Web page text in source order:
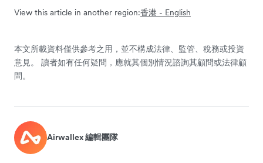
View this article in another region:香港 - English
本文所載資料僅供參考之用，並不構成法律、監管、稅務或投資
意見。 讀者如有任何疑問，應就其個別情況諮詢其顧問或法律顧
問。
Airwallex 編輯團隊